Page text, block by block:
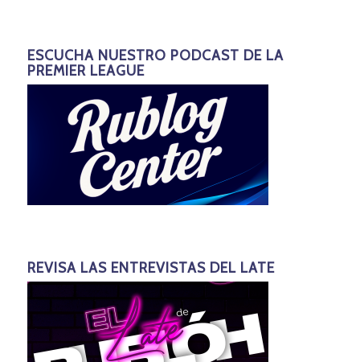
ESCUCHA NUESTRO PODCAST DE LA
PREMIER LEAGUE
REVISA LAS ENTREVISTAS DEL LATE